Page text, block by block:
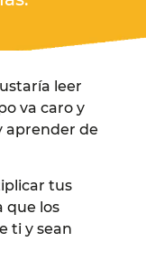
leer
va caro y
aprender de
tus
que los
ti y sean